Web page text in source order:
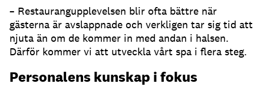
– Restaurangupplevelsen blir ofta bättre när
gästerna är avslappnade och verkligen tar sig tid att
njuta än om de kommer in med andan i halsen.
Därför kommer vi att utveckla vårt spa i flera steg.
Personalens kunskap i fokus